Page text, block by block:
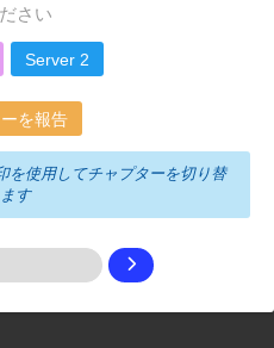
さい
Server 2
を報告
使用してチャプターを切り替
す